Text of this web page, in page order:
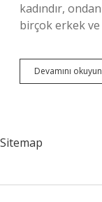
kadındır,
birçok erkek
Devamını okuyun
Sitemap